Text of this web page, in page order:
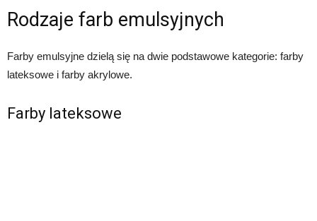
Rodzaje farb emulsyjnych
Farby emulsyjne dzielą się na dwie podstawowe kategorie: farby
lateksowe i farby akrylowe.
Farby lateksowe